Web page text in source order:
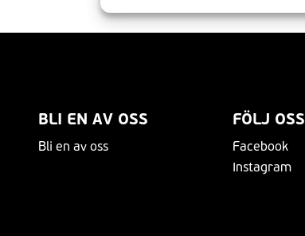
BLI EN AV OSS
Bli en av oss
FÖLJ OSS
Facebook
Instagram